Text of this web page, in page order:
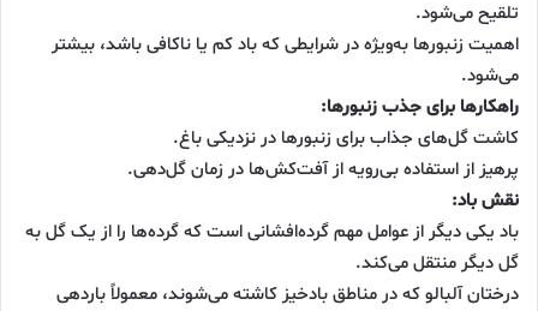
تلقیح می‌شود.
اهمیت زنبورها به‌ویژه در شرایطی که باد کم یا ناکافی باشد، بیشتر
می‌شود.
راهکارها برای جذب زنبورها:
کاشت گل‌های جذاب برای زنبورها در نزدیکی باغ.
پرهیز از استفاده بی‌رویه از آفت‌کش‌ها در زمان گل‌دهی.
نقش باد:
باد یکی دیگر از عوامل مهم گرده‌افشانی است که گرده‌ها را از یک گل به
گل دیگر منتقل می‌کند.
درختان آلبالو که در مناطق بادخیز کاشته می‌شوند، معمولاً باردهی